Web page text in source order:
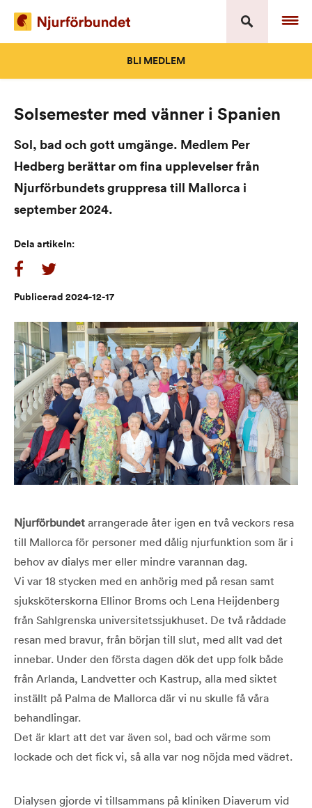
content
BLI MEDLEM
Solsemester med vänner i Spanien
Sol, bad och gott umgänge. Medlem Per
Hedberg berättar om fina upplevelser från
Njurförbundets gruppresa till Mallorca i
september 2024.
Dela artikeln:
Publicerad 2024-12-17
Njurförbundet arrangerade åter igen en två veckors resa
till Mallorca för personer med dålig njurfunktion som är i
behov av dialys mer eller mindre varannan dag.
Vi var 18 stycken med en anhörig med på resan samt
sjuksköterskorna Ellinor Broms och Lena Heijdenberg
från Sahlgrenska universitetssjukhuset. De två råddade
resan med bravur, från början till slut, med allt vad det
innebar. Under den första dagen dök det upp folk både
från Arlanda, Landvetter och Kastrup, alla med siktet
inställt på Palma de Mallorca där vi nu skulle få våra
behandlingar.
Det är klart att det var även sol, bad och värme som
lockade och det fick vi, så alla var nog nöjda med vädret.
Dialysen gjorde vi tillsammans på kliniken Diaverum vid